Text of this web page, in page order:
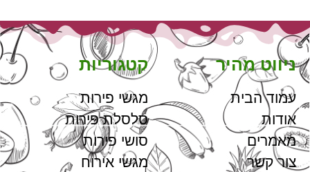
ניווט מהיר
עמוד הבית
אודות
מאמרים
צור קשר
קטגוריות
מגשי פירות
סלסלת פירות
סושי פירות
מגשי אירוח